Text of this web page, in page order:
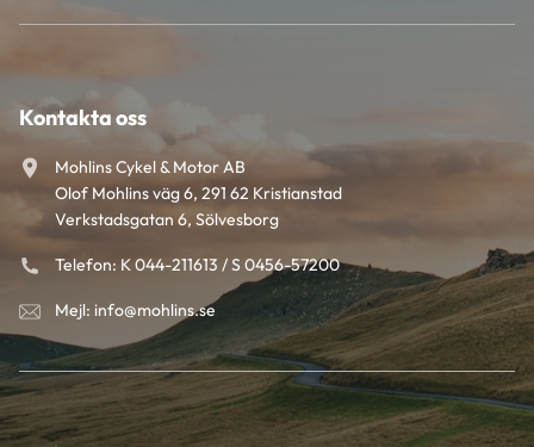
Kontakta oss
Mohlins Cykel & Motor AB
Olof Mohlins väg 6, 291 62 Kristianstad
Verkstadsgatan 6, Sölvesborg
Telefon: K 044-211613 / S 0456-57200
Mejl: info@mohlins.se